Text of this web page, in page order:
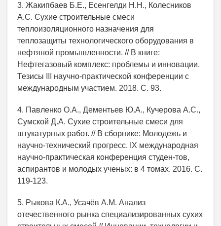
3. Жакипбаев Б.Е., Есенгелди Н.Н., Колесников
А.С. Сухие строительные смеси
теплоизоляционного назначения для
теплозащиты технологического оборудования в
нефтяной промышленности. // В книге:
Нефтегазовый комплекс: проблемы и инновации.
Тезисы III научно-практической конференции c
международным участием. 2018. С. 93.
4. Павленко О.А., Дементьев Ю.А., Кучерова А.С.,
Сумской Д.А. Сухие строительные смеси для
штукатурных работ. // В сборнике: Молодежь и
научно-технический прогресс. IX международная
научно-практическая конференция студен-тов,
аспирантов и молодых ученых: в 4 томах. 2016. С.
119-123.
5. Рыкова К.А., Усачёв А.М. Анализ
отечественного рынка специализированных сухих